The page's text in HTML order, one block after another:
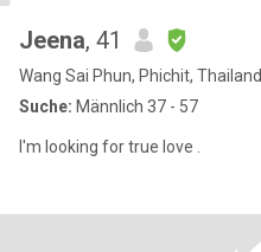
Jeena, 41
Wang Sai Phun, Phichit, Thailand
Suche: Männlich 37 - 57
I'm looking for true love .